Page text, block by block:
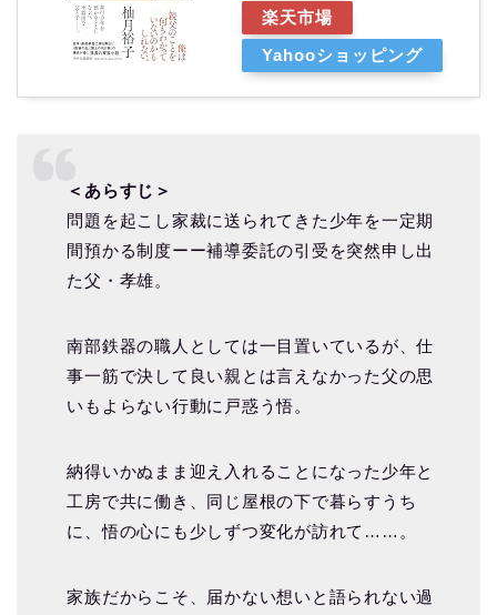
楽天市場
Yahooショッピング
＜あらすじ＞
問題を起こし家裁に送られてきた少年を一定期
間預かる制度ーー補導委託の引受を突然申し出
た父・孝雄。
南部鉄器の職人としては一目置いているが、仕
事一筋で決して良い親とは言えなかった父の思
いもよらない行動に戸惑う悟。
納得いかぬまま迎え入れることになった少年と
工房で共に働き、同じ屋根の下で暮らすうち
に、悟の心にも少しずつ変化が訪れて……。
家族だからこそ、届かない想いと語られない過